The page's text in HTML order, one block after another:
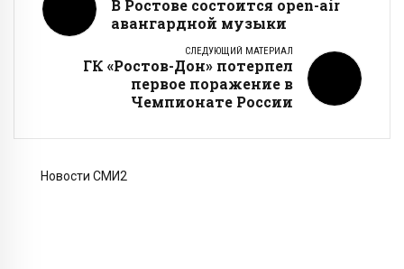
В Ростове состоится open-air
авангардной музыки
СЛЕДУЮЩИЙ МАТЕРИАЛ
ГК «Ростов-Дон» потерпел
первое поражение в
Чемпионате России
Новости СМИ2